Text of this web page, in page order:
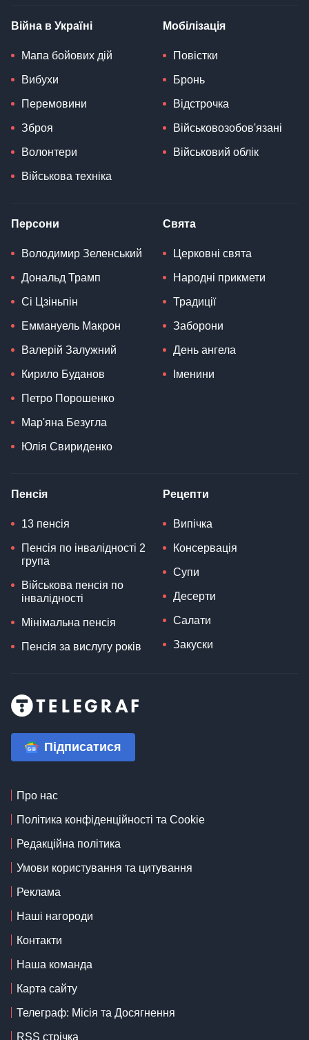
Війна в Україні
Мапа бойових дій
Вибухи
Перемовини
Зброя
Волонтери
Військова техніка
Мобілізація
Повістки
Бронь
Відстрочка
Військовозобов'язані
Військовий облік
Персони
Володимир Зеленський
Дональд Трамп
Сі Цзіньпін
Еммануель Макрон
Валерій Залужний
Кирило Буданов
Петро Порошенко
Мар'яна Безугла
Юлія Свириденко
Свята
Церковні свята
Народні прикмети
Традиції
Заборони
День ангела
Іменини
Пенсія
13 пенсія
Пенсія по інвалідності 2
група
Військова пенсія по
інвалідності
Мінімальна пенсія
Пенсія за вислугу років
Рецепти
Випічка
Консервація
Супи
Десерти
Салати
Закуски
Підписатися
Про нас
Політика конфіденційності та Cookie
Редакційна політика
Умови користування та цитування
Реклама
Наші нагороди
Контакти
Наша команда
Карта сайту
Телеграф: Місія та Досягнення
RSS стрічка